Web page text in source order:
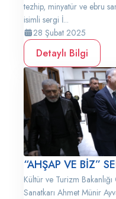
tezhip, minyatür ve ebru
isimli sergi İ...
28 Şubat 2025
Detaylı Bilgi
“AHŞAP VE BİZ”
Kültür ve Turizm
Sanatkarı Ahmet Münir